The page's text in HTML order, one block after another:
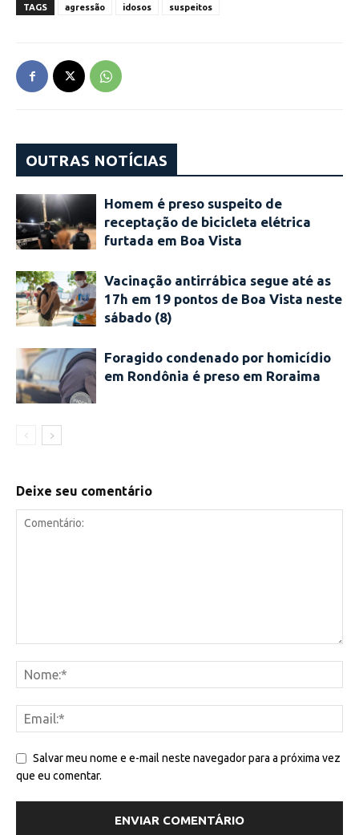
TAGS agressão idosos suspeitos
OUTRAS NOTÍCIAS
Homem é preso suspeito de
receptação de bicicleta elétrica
furtada em Boa Vista
Vacinação antirrábica segue até as
17h em 19 pontos de Boa Vista neste
sábado (8)
Foragido condenado por homicídio
em Rondônia é preso em Roraima
Deixe seu comentário
Salvar meu nome e e-mail neste navegador para a próxima vez
que eu comentar.